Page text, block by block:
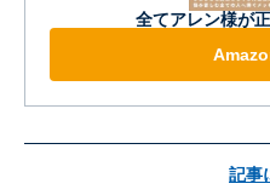
全てアレン様が
記事